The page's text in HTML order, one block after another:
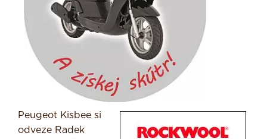
Peugeot Kisbee si
odveze Radek